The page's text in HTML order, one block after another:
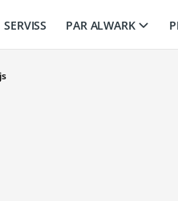
SERVISS PAR ALWARK